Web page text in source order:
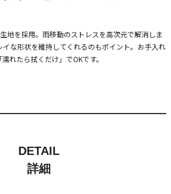
地を採用。雨移動のストレスを高次元で解消しま
な形状を維持してくれるのもポイント。お手入れ
れたら拭くだけ」でOKです。
DETAIL
詳細